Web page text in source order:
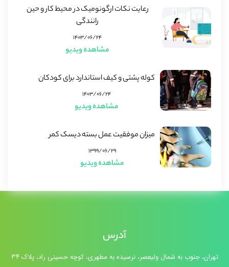
رعایت نکات ارگونومیک در محیط کار و حین
رانندگی
۱۴۰۳/۰۶/۲۴
مشاهده ویدیو
کوله پشتی و کیف استاندارد برای کودکان
۱۴۰۳/۰۶/۲۴
مشاهده ویدیو
میزان موفقیت عمل بسته دیسک کمر
۱۳۹۹/۰۶/۲۹
مشاهده ویدیو
آدرس
تهران، جنوب به شمال ولیعصر، نرسیده به مطهری، کوچه حسینی راد، پلاک ۳۴